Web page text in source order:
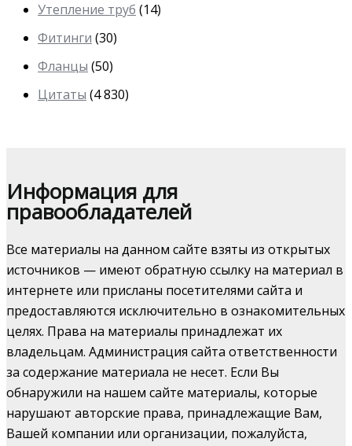
Утепление труб (14)
Фитинги (30)
Фланцы (50)
Цитаты (4 830)
Информация для
правообладателей
Все материалы на данном сайте взяты из открытых
источников — имеют обратную ссылку на материал в
интернете или присланы посетителями сайта и
предоставляются исключительно в ознакомительных
целях. Права на материалы принадлежат их
владельцам. Администрация сайта ответственности
за содержание материала не несет. Если Вы
обнаружили на нашем сайте материалы, которые
нарушают авторские права, принадлежащие Вам,
Вашей компании или организации, пожалуйста,